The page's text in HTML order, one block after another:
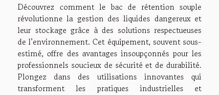
Découvrez comment le bac de rétention souple
révolutionne la gestion des liquides dangereux et
leur stockage grâce à des solutions respectueuses
de l’environnement. Cet équipement, souvent sous-
estimé, offre des avantages insoupçonnés pour les
professionnels soucieux de sécurité et de durabilité.
Plongez dans des utilisations innovantes qui
transforment les pratiques industrielles et